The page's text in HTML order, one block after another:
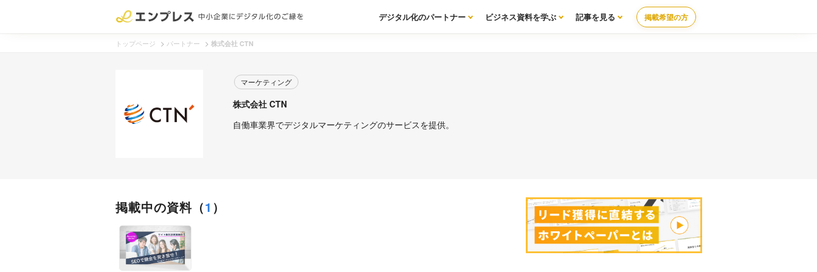
掲載希望の方
デジタル化のパートナー ビジネス資料を学ぶ 記事を見る
トップページ > パートナー > 株式会社 CTN
マーケティング
株式会社 CTN
自働車業界でデジタルマーケティングのサービスを提供。
掲載中の資料（1 ）